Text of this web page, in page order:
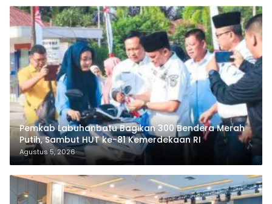
Pemkab Labuhanbatu Bagikan 300 Bendera Merah
Putih, Sambut HUT ke-81 Kemerdekaan RI
Agustus 5, 2026